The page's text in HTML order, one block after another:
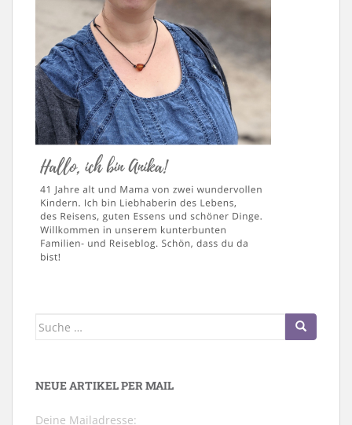
Suche
NEUE ARTIKEL PER MAIL
Deine Mailadresse: